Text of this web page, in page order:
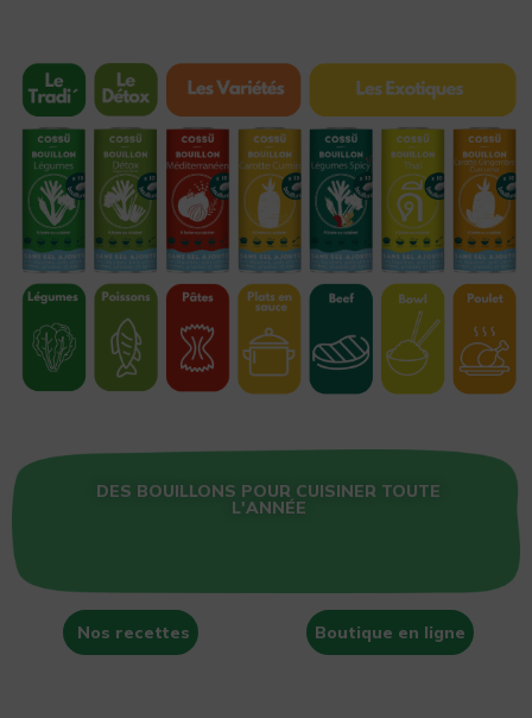
DES BOUILLONS POUR CUISINER TOUTE
L'ANNÉE
Nos recettes Boutique en ligne